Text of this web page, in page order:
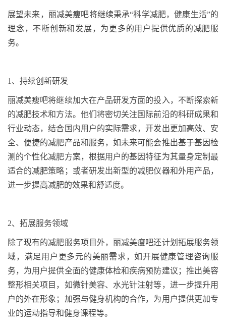
展望未来，丽减美瘦吧将继续秉承“科学减肥，健康生活”的
理念，不断创新和发展，为更多的用户提供优质的减肥服
务。
1 、 持续创新研发
丽减美瘦吧将继续加大在产品研发方面的投入，不断探索新
的减肥技术和方法。他们将密切关注国际前沿的科研成果和
行业动态，结合国内用户的实际需求，开发出更加高效、安
全、便捷的减肥产品和服务，如未来可能会推出基于基因检
测的个性化减肥方案，根据用户的基因特征为其量身定制最
适合的减肥策略；或者研发出新型的减肥仪器和外用产品，
进一步提高减肥的效果和舒适度。
2、 拓展服务领域
除了现有的减肥服务项目外，丽减美瘦吧还计划拓展服务领
域，满足用户更多元的美丽需求，如开展健康管理咨询服
务，为用户提供全面的健康体检和疾病预防建议；推出美容
整形相关项目，如微针美容、水光针注射等，进一步提升用
户的外在形象；加强与健身机构的合作，为用户提供更加专
业的运动指导和健身课程等。